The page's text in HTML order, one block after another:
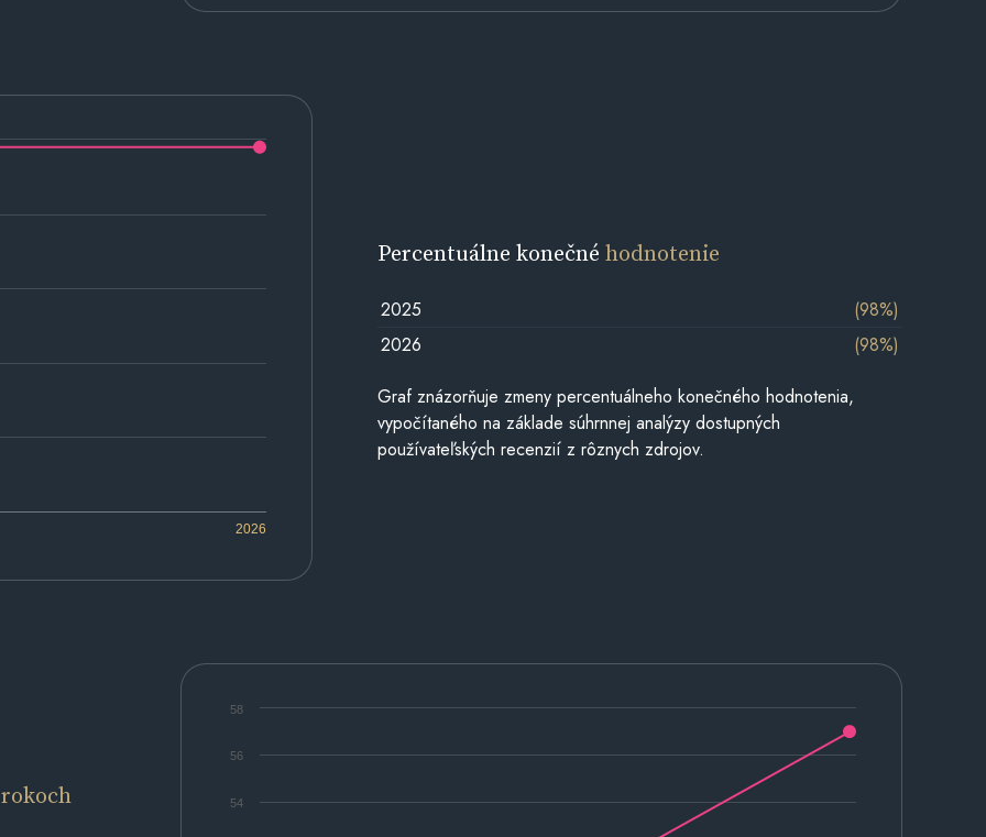
2026
Percentuálne konečnéhodnotenie
2025
(98%)
2026
(98%)
Graf znázorňuje zmeny percentuálneho konečného hodnotenia,
vypočítaného na základe súhrnnej analýzy dostupných
používateľských recenzií z rôznych zdrojov.
54
56
58